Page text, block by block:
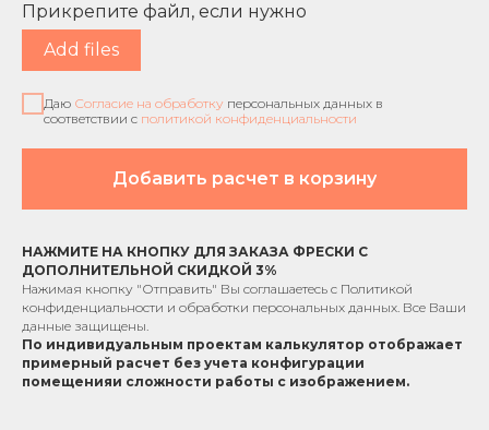
Прикрепите файл, если нужно
Add files
Даю Согласие на обработку персональных данных в
соответствии с политикой конфиденциальности
Добавить расчет в корзину
НАЖМИТЕ НА КНОПКУ ДЛЯ ЗАКАЗА ФРЕСКИ С
ДОПОЛНИТЕЛЬНОЙ СКИДКОЙ 3%
Нажимая кнопку "Отправить" Вы соглашаетесь с Политикой
конфиденциальности и обработки персональных данных. Все Ваши
данные защищены.
По индивидуальным проектам калькулятор отображает
примерный расчет без учета конфигурации
помещенияи сложности работы с изображением.